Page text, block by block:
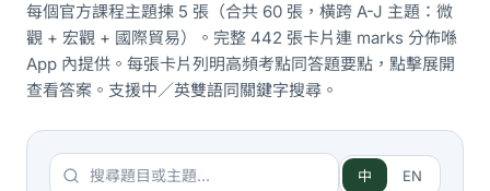
每個官方課程主題揀 5 張（合共 60 張，橫跨 A-J 主題：微
觀 + 宏觀 + 國際貿易）。完整 442 張卡片連 marks 分佈喺
App 內提供。每張卡片列明高頻考點同答題要點，點擊展開
查看答案。支援中／英雙語同關鍵字搜尋。
中 EN